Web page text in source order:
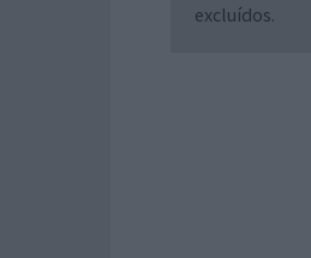
excluídos.